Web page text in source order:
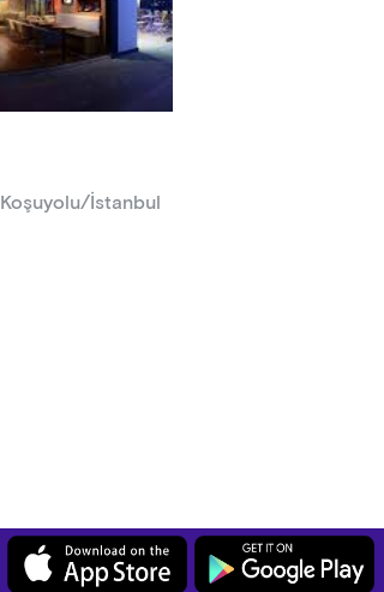
Koşuyolu/İstanbul